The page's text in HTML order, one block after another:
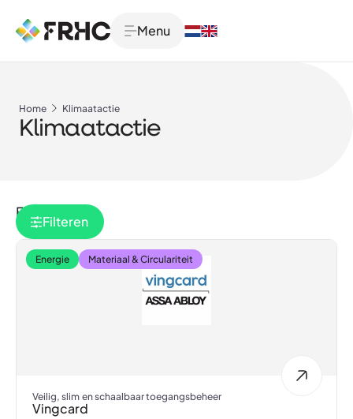
Menu
Home Klimaatactie
Klimaatactie
Filteren
Filteren
Energie Materiaal & Circulariteit
Veilig, slim en schaalbaar toegangsbeheer
Vingcard